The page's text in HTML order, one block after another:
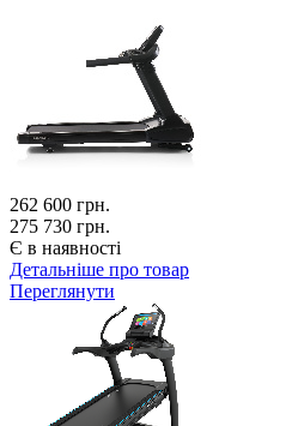
262 600 грн.
275 730 грн.
Є в наявності
Детальніше про товар
Переглянути